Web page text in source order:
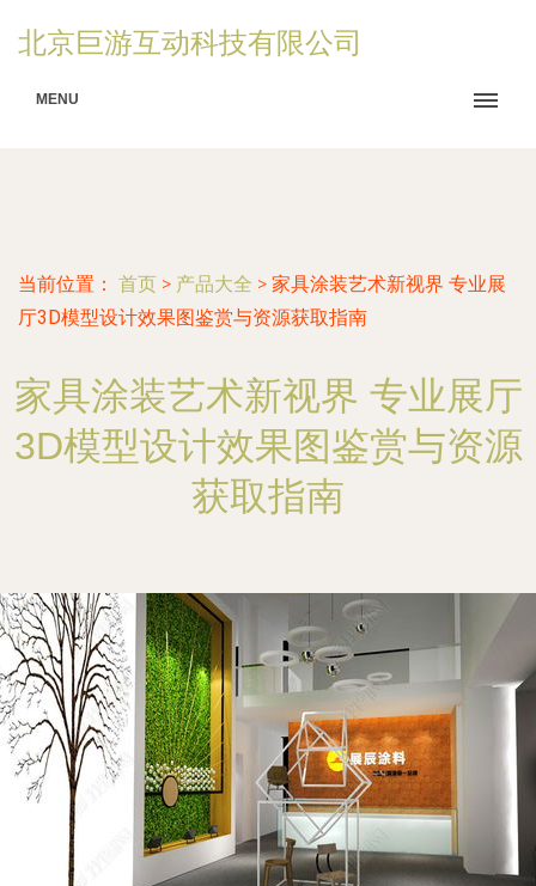
北京巨游互动科技有限公司
MENU
当前位置： 首页 > 产品大全 > 家具涂装艺术新视界 专业展
厅3D模型设计效果图鉴赏与资源获取指南
家具涂装艺术新视界 专业展厅
3D模型设计效果图鉴赏与资源
获取指南